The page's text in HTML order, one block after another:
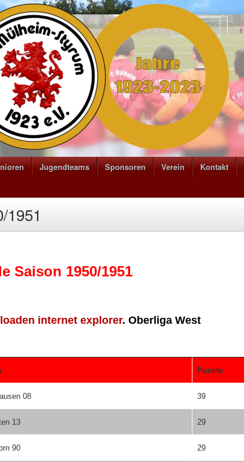
Jugendteams Sponsoren Verein Kontakt
1951
Saison 1950/1951
internet explorer. Oberliga West
Punkte
08 39
13 29
90 29